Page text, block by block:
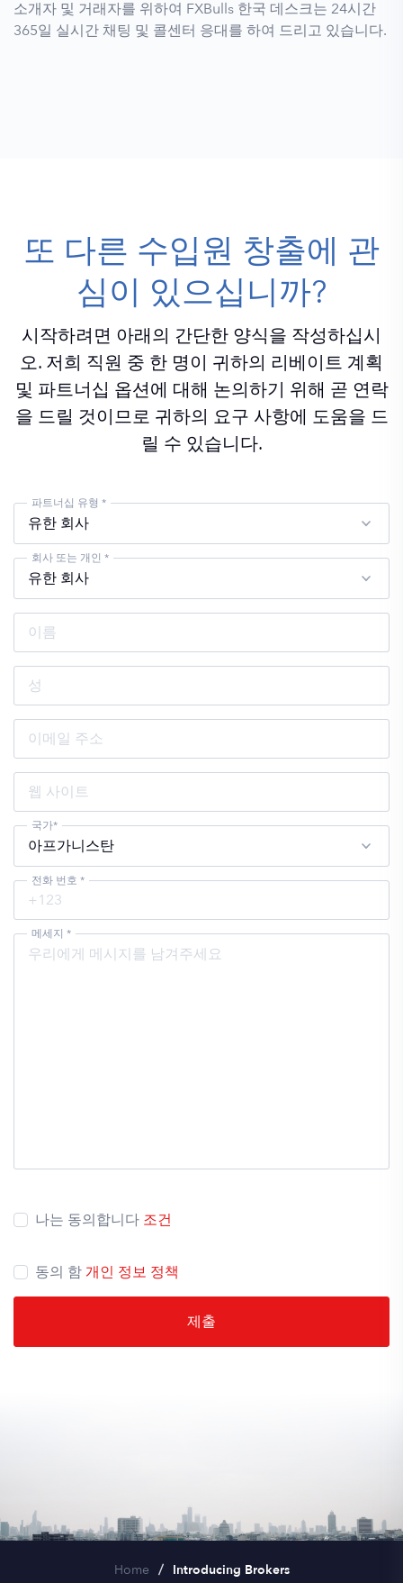
소개자 및 거래자를 위하여 FXBulls 한국 데스크는 24시간
365일 실시간 채팅 및 콜센터 응대를 하여 드리고 있습니다.
또 다른 수입원 창출에 관
심이 있으십니까?
시작하려면 아래의 간단한 양식을 작성하십시
오. 저희 직원 중 한 명이 귀하의 리베이트 계획
및 파트너십 옵션에 대해 논의하기 위해 곧 연락
을 드릴 것이므로 귀하의 요구 사항에 도움을 드
릴 수 있습니다.
파트너십 유형 *
회사 또는 개인 *
국가*
전화 번호 *
메세지 *
나는 동의합니다 조건
동의 함 개인 정보 정책
Home Introducing Brokers